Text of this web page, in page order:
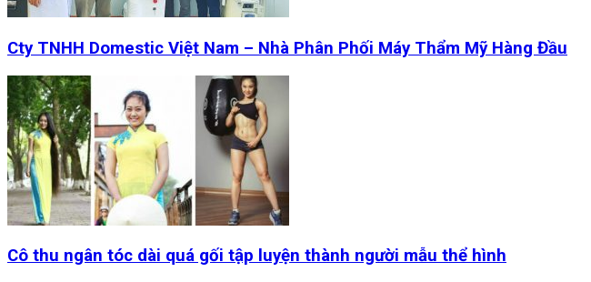
Cty TNHH Domestic Việt Nam – Nhà Phân Phối Máy Thẩm Mỹ Hàng Đầu
Cô thu ngân tóc dài quá gối tập luyện thành người mẫu thể hình